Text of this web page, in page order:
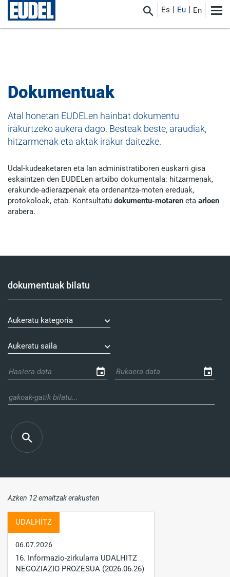
Es Eu En
Dokumentuak
Atal honetan EUDELen hainbat dokumentu
irakurtzeko aukera dago. Besteak beste, araudiak,
hitzarmenak eta aktak irakur daitezke.
Udal-kudeaketaren eta lan administratiboren euskarri gisa
eskaintzen den EUDELen artxibo dokumentala: hitzarmenak,
erakunde-adierazpenak eta ordenantza-moten ereduak,
protokoloak, etab. Kontsultatu dokumentu-motaren eta arloen
arabera.
dokumentuak bilatu
Azken 12emaitzak erakusten
UDALHITZ
06.07.2026
16. Informazio-zirkularra UDALHITZ
NEGOZIAZIO PROZESUA (2026.06.26)